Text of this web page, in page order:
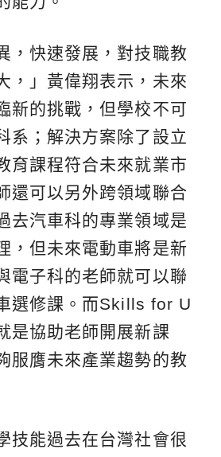
，快速發展，對技職教
，」黃偉翔表示，未來
新的挑戰，但學校不可
系；解決方案除了設立
育課程符合未來就業市
還可以另外跨領域聯合
去汽車科的專業領域是
，但未來電動車將是新
電子科的老師就可以聯
選修課。而Skills for U
是協助老師開展新課
服膺未來產業趨勢的教
技能過去在台灣社會很